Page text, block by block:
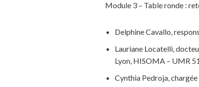
Module 3 – Table ronde :
Delphine Cavallo,
Lauriane Locatelli,
Lyon, HISOMA – UMR
Cynthia Pedroja,